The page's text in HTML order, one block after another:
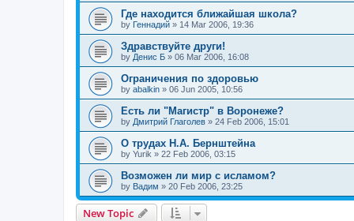
Где находится ближайшая школа?
by Геннадий » 14 Mar 2006, 19:36
Здравствуйте други!
by Денис Б » 06 Mar 2006, 16:08
Ограничения по здоровью
by abalkin » 06 Jun 2005, 10:56
Есть ли "Магистр" в Воронеже?
by Дмитрий Глаголев » 24 Feb 2006, 15:01
О трудах Н.А. Бернштейна
by Yurik » 22 Feb 2006, 03:15
Возможен ли мир с исламом?
by Вадим » 20 Feb 2006, 23:25
New Topic